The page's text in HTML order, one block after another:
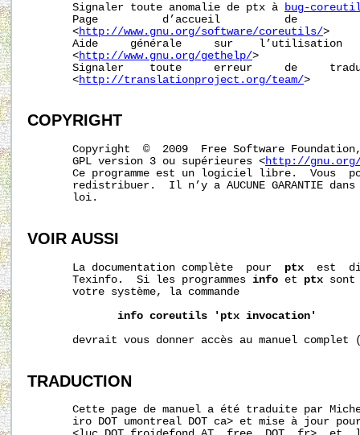
       Signaler toute anomalie de ptx à
bug-
Page          d’accueil          de
       <
http://www.gnu.org/software/coreutils/>
Aide     générale     sur    l’utilisation
       <
http://www.gnu.org/gethelp/>
Signaler    toute     erreur     de
       <
http://translationproject.org/team/>
COPYRIGHT
Copyright  ©  2009  Free Software
       GPL version 3 ou supérieures <
http://
Ce programme est un logiciel libre.  Vous
redistribuer.  Il n’y a AUCUNE GARANTIE
       loi.
VOIR AUSSI
       La documentation complète  pour
ptx
est
       Texinfo.  Si les programmes
info et ptx sont
       votre système, la commande
info coreutils 'ptx invocation'
devrait vous donner accès au manuel complet
TRADUCTION
Cette page de manuel a été traduite par
iro DOT umontreal DOT ca> et mise à jour